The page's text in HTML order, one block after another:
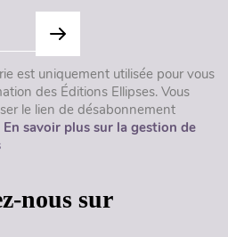
est uniquement utilisée pour vous
des Éditions Ellipses. Vous
le lien de désabonnement
En savoir plus sur la gestion de
nous sur